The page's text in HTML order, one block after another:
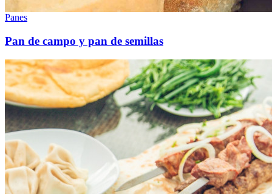
Panes
Pan de campo y pan de semillas